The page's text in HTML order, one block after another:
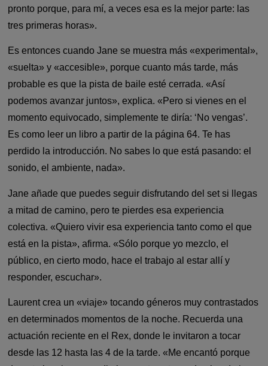
pronto porque, para mí, a veces esa es la mejor parte: las
tres primeras horas».
Es entonces cuando Jane se muestra más «experimental»,
«suelta» y «accesible», porque cuanto más tarde, más
probable es que la pista de baile esté cerrada. «Así
podemos avanzar juntos», explica. «Pero si vienes en el
momento equivocado, simplemente te diría: ‘No vengas’.
Es como leer un libro a partir de la página 64. Te has
perdido la introducción. No sabes lo que está pasando: el
sonido, el ambiente, nada».
Jane añade que puedes seguir disfrutando del set si llegas
a mitad de camino, pero te pierdes esa experiencia
colectiva. «Quiero vivir esa experiencia tanto como el que
está en la pista», afirma. «Sólo porque yo mezclo, el
público, en cierto modo, hace el trabajo al estar allí y
responder, escuchar».
Laurent crea un «viaje» tocando géneros muy contrastados
en determinados momentos de la noche. Recuerda una
actuación reciente en el Rex, donde le invitaron a tocar
desde las 12 hasta las 4 de la tarde. «Me encantó porque